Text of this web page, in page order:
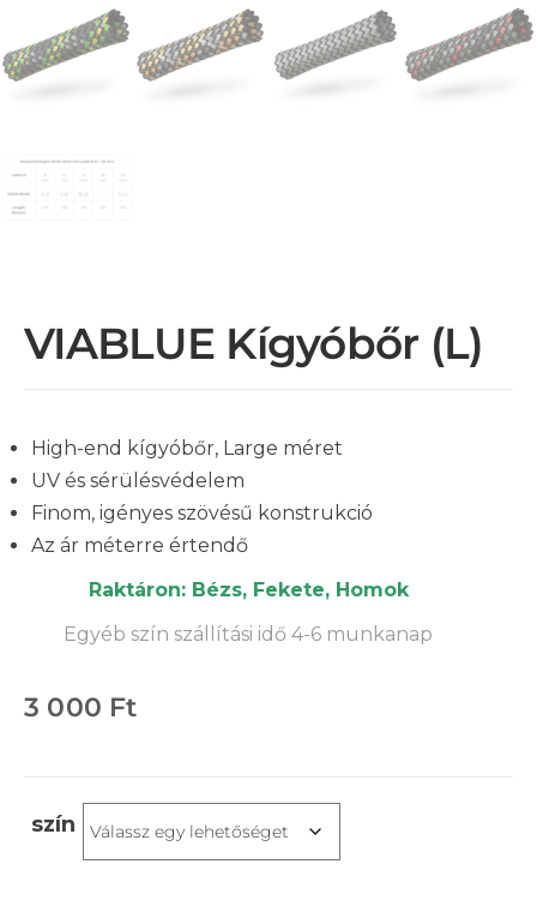
VIABLUE Kígyóbőr (L)
High-end kígyóbőr, Large méret
UV és sérülésvédelem
Finom, igényes szövésű konstrukció
Az ár méterre értendő
Raktáron: Bézs, Fekete, Homok
Egyéb szín szállítási idő 4-6 munkanap
3 000 Ft
szín